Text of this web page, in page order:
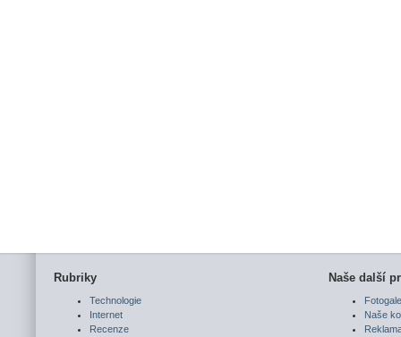
Rubriky
Technologie
Internet
Recenze
Naše další
Naše